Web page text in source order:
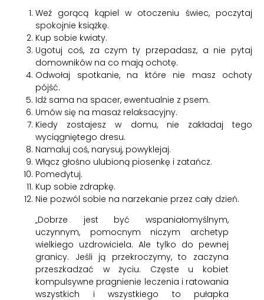
Weź gorącą kąpiel w otoczeniu świec, poczytaj
spokojnie książkę.
Kup sobie kwiaty.
Ugotuj coś, za czym ty przepadasz, a nie pytaj
domowników na co mają ochotę.
Odwołaj spotkanie, na które nie masz ochoty
pójść.
Idź sama na spacer, ewentualnie z psem.
Umów się na masaż relaksacyjny.
Kiedy zostajesz w domu, nie zakładaj tego
wyciągniętego dresu.
Namaluj coś, narysuj, powyklejaj.
Włącz głośno ulubioną piosenkę i zatańcz.
Pomedytuj.
Kup sobie zdrapkę.
Nie pozwól sobie na narzekanie przez cały dzień.
„Dobrze jest być wspaniałomyślnym,
uczynnym, pomocnym niczym archetyp
wielkiego uzdrowiciela. Ale tylko do pewnej
granicy. Jeśli ją przekroczymy, to zaczyna
przeszkadzać w życiu. Częste u kobiet
kompulsywne pragnienie leczenia i ratowania
wszystkich i wszystkiego to pułapka